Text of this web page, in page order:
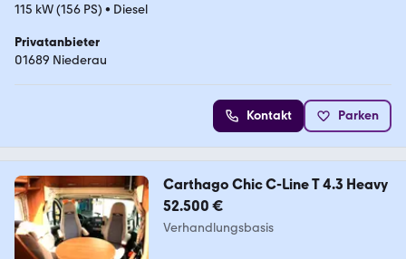
115 kW (156 PS) • Diesel
Privatanbieter
01689 Niederau
Kontakt Parken
Carthago Chic C-Line T 4.3 Heavy
52.500 €
Verhandlungsbasis